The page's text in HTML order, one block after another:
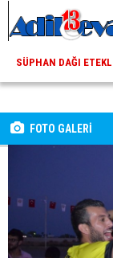
SÜPHAN DAĞI
FOTO GALERİ